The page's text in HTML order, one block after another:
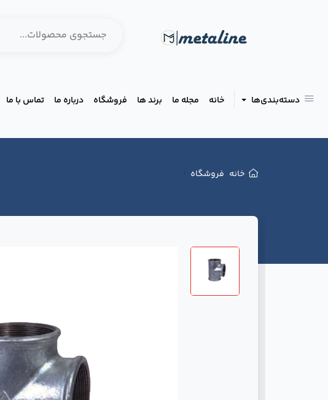
دسته‌بندی‌ها خانه مجله ما برند ها فروشگاه درباره ما تماس با ما
خانه فروشگاه